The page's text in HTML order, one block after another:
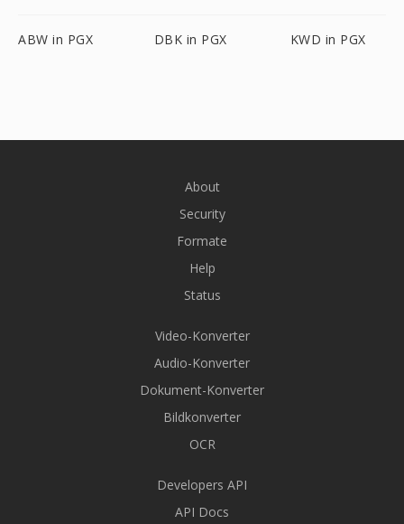
ABW in PGX DBK in PGX KWD in PGX
About
Security
Formate
Help
Status
Video-Konverter
Audio-Konverter
Dokument-Konverter
Bildkonverter
OCR
Developers API
API Docs